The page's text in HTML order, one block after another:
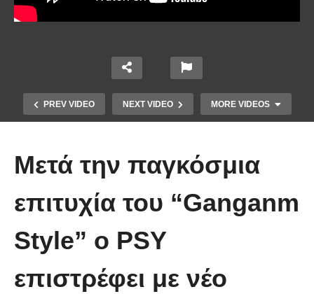
PREV VIDEO NEXT VIDEO MORE VIDEOS
πρώτη στιγμή και συγκίνησε το
νοηματική με ένα μικρό κορίτσι
Μετά την παγκόσμια
επιτυχία του “Ganganm
Style” ο PSY
επιστρέφει με νέο